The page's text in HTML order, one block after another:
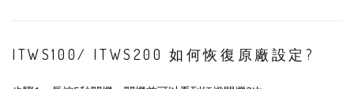
ITWS100/ ITWS200 如何恢復原廠設定?